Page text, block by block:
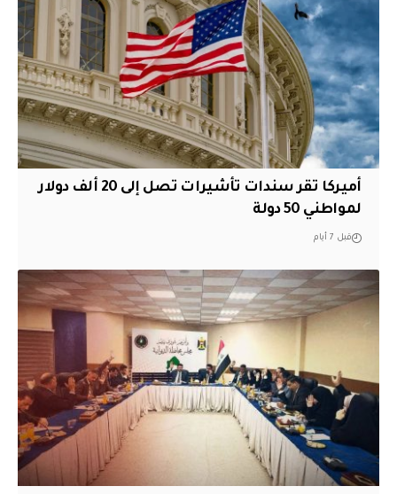
أميركا تقر سندات تأشيرات تصل إلى 20 ألف دولار
لمواطني 50 دولة
قبل 7 أيام